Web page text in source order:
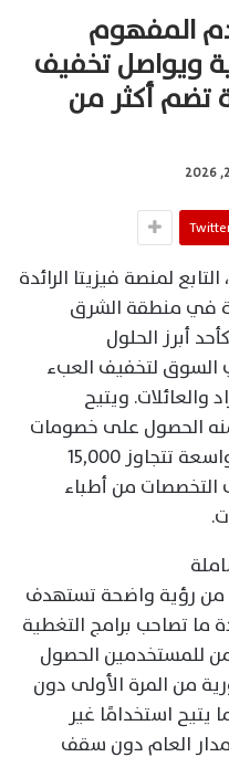
المفهوم
ويواصل تخفيف
تضم أكثر من
لمنصة فيزيتا الرائدة
في منطقة الشرق
أبرز الحلول
السوق لتخفيف العبء
والعائلات. ويتيح
الحصول على خصومات
مميزة تصل إلى 80% عبر شبكة واسعة تتجاوز 15,000
من أطباء
من رؤية واضحة تستهدف
ما تصاحب برامج التغطية
للمستخدمين الحصول
من المرة الأولى دون
يتيح استخدامًا غير
العام دون سقف